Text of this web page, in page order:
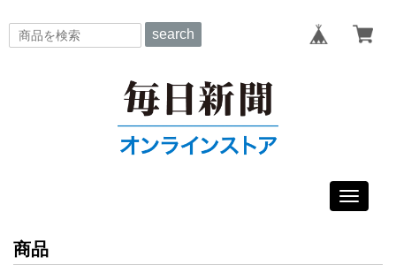
search
Toggle
商品